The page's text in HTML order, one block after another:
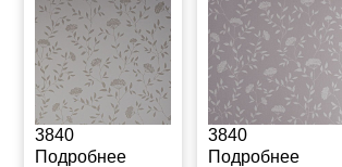
3840
Подробнее
3840
Подробнее